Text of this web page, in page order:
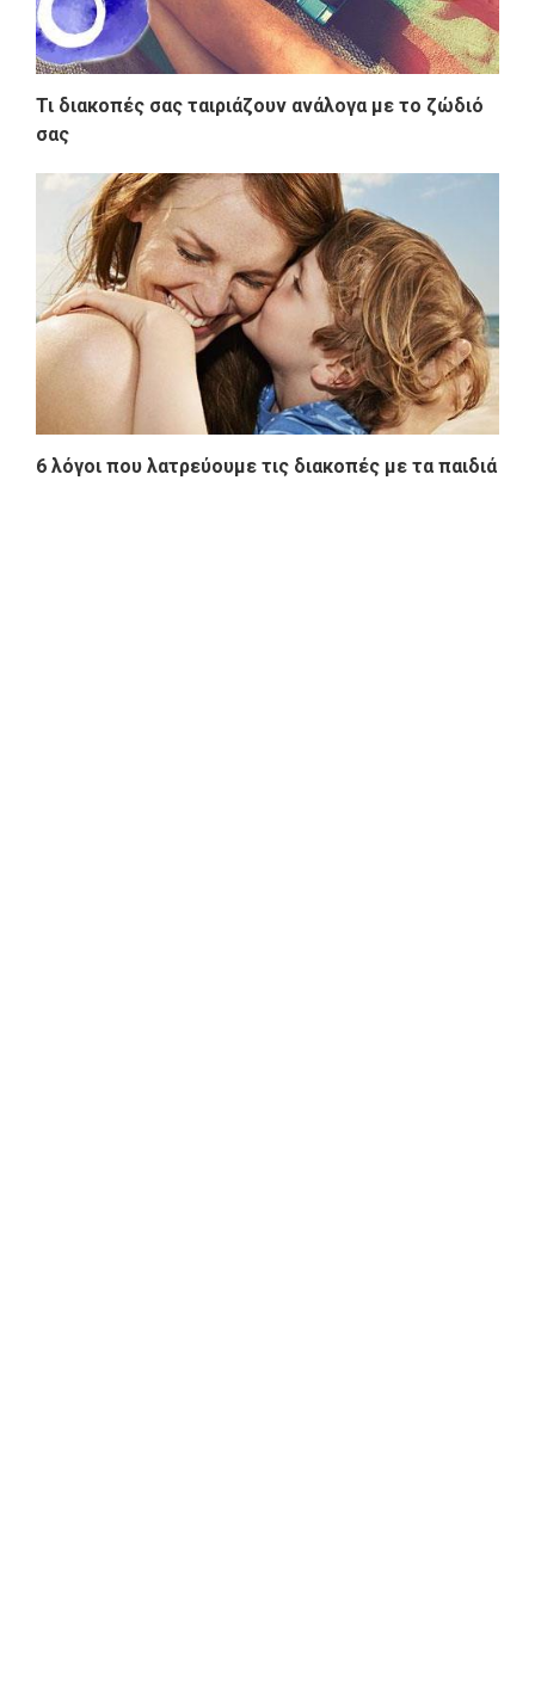
Τι διακοπές σας ταιριάζουν ανάλογα με το ζώδιό
σας
6 λόγοι που λατρεύουμε τις διακοπές με τα παιδιά